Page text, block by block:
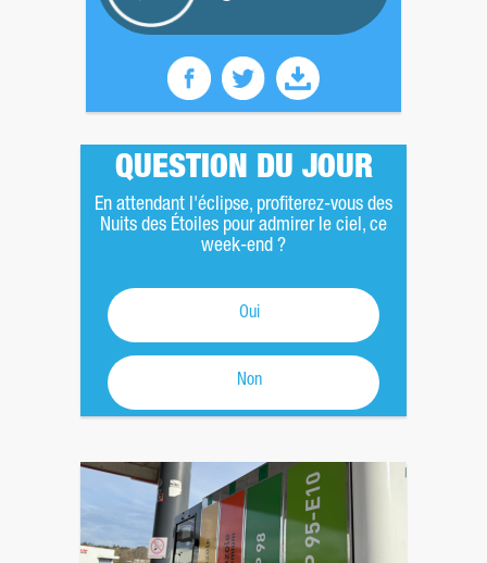
QUESTION DU JOUR
En attendant l'éclipse, profiterez-vous des
Nuits des Étoiles pour admirer le ciel, ce
week-end ?
Oui
Non